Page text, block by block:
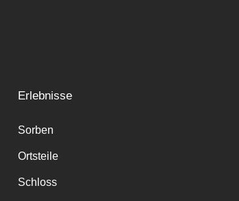
Erlebnisse
Sorben
Ortsteile
Schloss